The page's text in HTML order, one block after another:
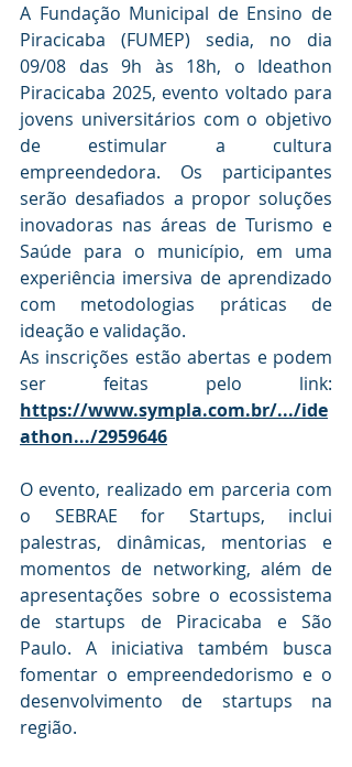
A Fundação Municipal de Ensino de
Piracicaba (FUMEP) sedia, no dia
09/08 das 9h às 18h, o Ideathon
Piracicaba 2025, evento voltado para
jovens universitários com o objetivo
de estimular a cultura
empreendedora. Os participantes
serão desafiados a propor soluções
inovadoras nas áreas de Turismo e
Saúde para o município, em uma
experiência imersiva de aprendizado
com metodologias práticas de
ideação e validação.
As inscrições estão abertas e podem
https://www.sympla.com.br/.../ide
athon.../2959646
O evento, realizado em parceria com
o SEBRAE for Startups, inclui
palestras, dinâmicas, mentorias e
momentos de networking, além de
apresentações sobre o ecossistema
de startups de Piracicaba e São
Paulo. A iniciativa também busca
fomentar o empreendedorismo e o
desenvolvimento de startups na
região.